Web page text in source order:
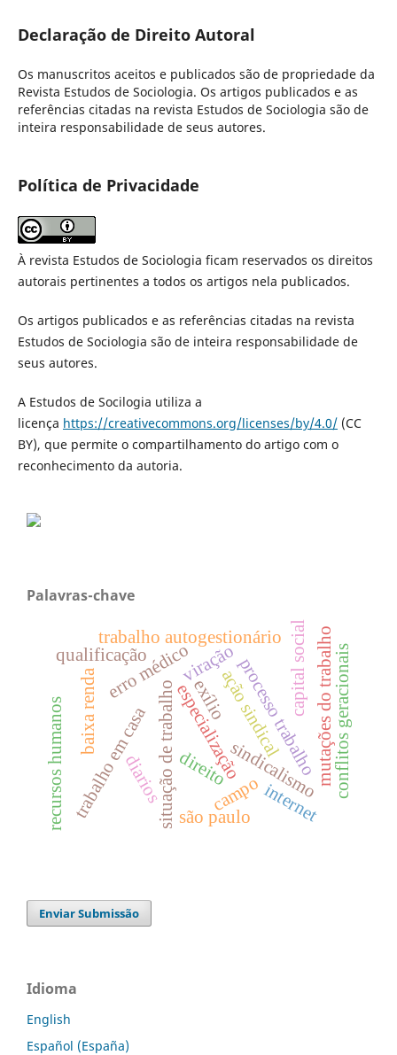
Declaração de Direito Autoral
Os manuscritos aceitos e publicados são de propriedade da
Revista Estudos de Sociologia. Os artigos publicados e as
referências citadas na revista Estudos de Sociologia são de
inteira responsabilidade de seus autores.
Política de Privacidade
À revista Estudos de Sociologia ficam reservados os direitos
autorais pertinentes a todos os artigos nela publicados.
Os artigos publicados e as referências citadas na revista
Estudos de Sociologia são de inteira responsabilidade de
seus autores.
A Estudos de Socilogia utiliza a
licença https://creativecommons.org/licenses/by/4.0/(CC
BY), que permite o compartilhamento do artigo com o
reconhecimento da autoria.
Palavras-chave
erro médico processo trabalho
situação de trabalhoespecialização
qualificação
trabalho em casa
viração mutações do trabalho
capital social conflitos geracionais
baixa renda
trabalho autogestionário
sindicalismo
ação sindical
recursos humanos campo
diarios internet
exílio
direito
são paulo
Enviar Submissão
Idioma
English
Español (España)